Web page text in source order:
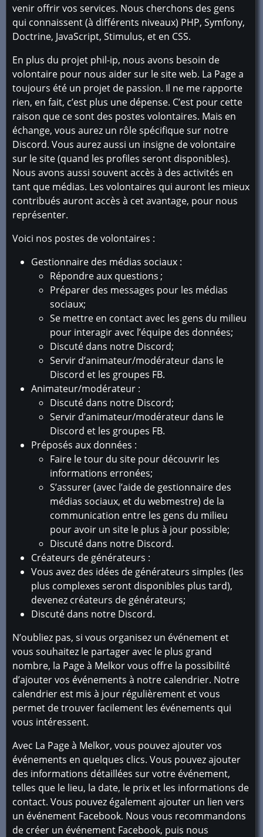
venir offrir vos services. Nous cherchons des gens
qui connaissent (à différents niveaux) PHP, Symfony,
Doctrine, JavaScript, Stimulus, et en CSS.
En plus du projet phil-ip, nous avons besoin de
volontaire pour nous aider sur le site web. La Page a
toujours été un projet de passion. Il ne me rapporte
rien, en fait, c’est plus une dépense. C’est pour cette
raison que ce sont des postes volontaires. Mais en
échange, vous aurez un rôle spécifique sur notre
Discord. Vous aurez aussi un insigne de volontaire
sur le site (quand les profiles seront disponibles).
Nous avons aussi souvent accès à des activités en
tant que médias. Les volontaires qui auront les mieux
contribués auront accès à cet avantage, pour nous
représenter.
Voici nos postes de volontaires :
Gestionnaire des médias sociaux :
Répondre aux questions ;
Préparer des messages pour les médias
sociaux;
Se mettre en contact avec les gens du milieu
pour interagir avec l’équipe des données;
Discuté dans notre Discord;
Servir d’animateur/modérateur dans le
Discord et les groupes FB.
Animateur/modérateur :
Discuté dans notre Discord;
Servir d’animateur/modérateur dans le
Discord et les groupes FB.
Préposés aux données :
Faire le tour du site pour découvrir les
informations erronées;
S’assurer (avec l’aide de gestionnaire des
médias sociaux, et du webmestre) de la
communication entre les gens du milieu
pour avoir un site le plus à jour possible;
Discuté dans notre Discord.
Créateurs de générateurs :
Vous avez des idées de générateurs simples (les
plus complexes seront disponibles plus tard),
devenez créateurs de générateurs;
Discuté dans notre Discord.
N’oubliez pas, si vous organisez un événement et
vous souhaitez le partager avec le plus grand
nombre, la Page à Melkor vous offre la possibilité
d’ajouter vos événements à notre calendrier. Notre
calendrier est mis à jour régulièrement et vous
permet de trouver facilement les événements qui
vous intéressent.
Avec La Page à Melkor, vous pouvez ajouter vos
événements en quelques clics. Vous pouvez ajouter
des informations détaillées sur votre événement,
telles que le lieu, la date, le prix et les informations de
contact. Vous pouvez également ajouter un lien vers
un événement Facebook. Nous vous recommandons
de créer un événement Facebook, puis nous